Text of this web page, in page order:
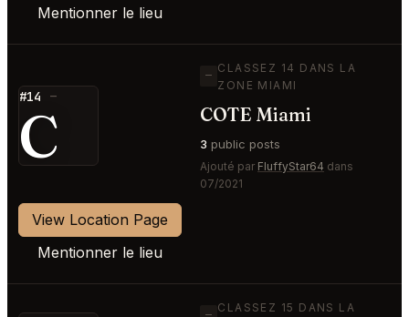
Mentionner le lieu
#14 —
C
—
CLASSEZ 14 DANS LA
ZONE MIAMI
COTE Miami
3 public posts
Ajouté par FluffyStar64 dans
07/2021
View Location Page
Mentionner le lieu
CLASSEZ 15 DANS LA